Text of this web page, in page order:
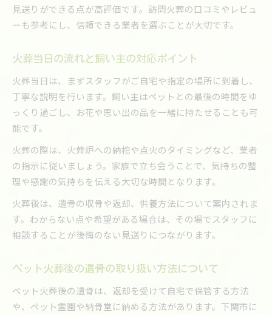
見送りができる点が高評価です。訪問火葬の口コミやレビュ
ーも参考にし、信頼できる業者を選ぶことが大切です。
火葬当日の流れと飼い主の対応ポイント
火葬当日は、まずスタッフがご自宅や指定の場所に到着し、
丁寧な説明を行います。飼い主はペットとの最後の時間をゆ
っくり過ごし、お花や思い出の品を一緒に持たせることも可
能です。
火葬の際は、火葬炉への納棺や点火のタイミングなど、業者
の指示に従いましょう。家族で立ち会うことで、気持ちの整
理や感謝の気持ちを伝える大切な時間となります。
火葬後は、遺骨の収骨や返却、供養方法について案内されま
す。わからない点や希望がある場合は、その場でスタッフに
相談することが後悔のない見送りにつながります。
ペット火葬後の遺骨の取り扱い方法について
ペット火葬後の遺骨は、返却を受けて自宅で保管する方法
や、ペット霊園や納骨堂に納める方法があります。下関市に